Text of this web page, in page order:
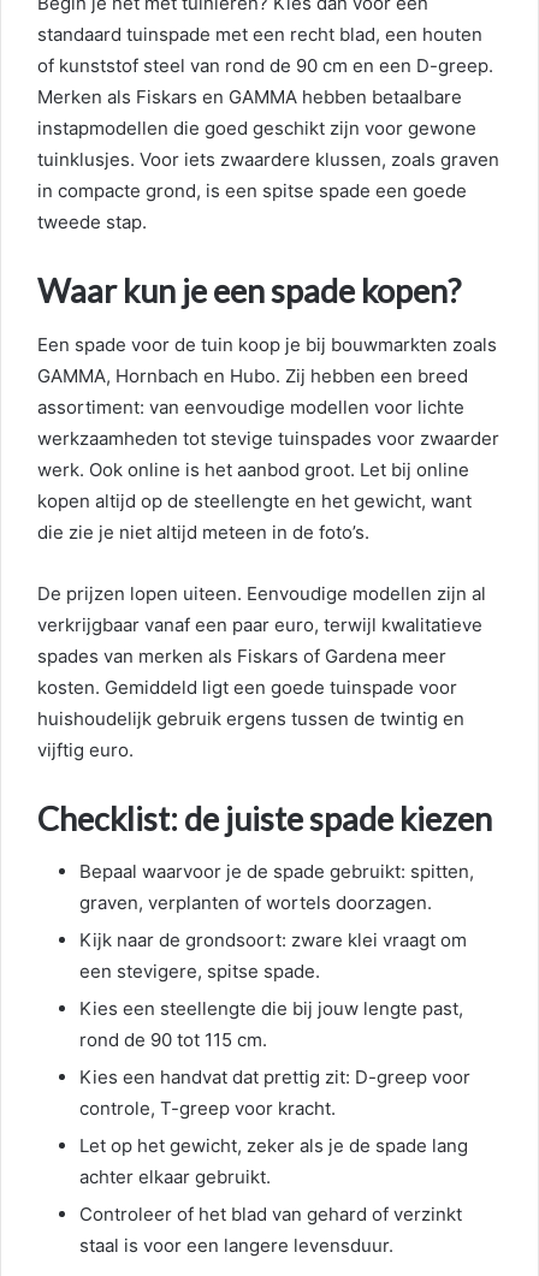
standaard tuinspade met een recht blad, een houten
of kunststof steel van rond de 90 cm en een D-greep.
Merken als Fiskars en GAMMA hebben betaalbare
instapmodellen die goed geschikt zijn voor gewone
tuinklusjes. Voor iets zwaardere klussen, zoals graven
in compacte grond, is een spitse spade een goede
tweede stap.
Waar kun je een spade kopen?
Een spade voor de tuin koop je bij bouwmarkten zoals
GAMMA, Hornbach en Hubo. Zij hebben een breed
assortiment: van eenvoudige modellen voor lichte
werkzaamheden tot stevige tuinspades voor zwaarder
werk. Ook online is het aanbod groot. Let bij online
kopen altijd op de steellengte en het gewicht, want
die zie je niet altijd meteen in de foto’s.
De prijzen lopen uiteen. Eenvoudige modellen zijn al
verkrijgbaar vanaf een paar euro, terwijl kwalitatieve
spades van merken als Fiskars of Gardena meer
kosten. Gemiddeld ligt een goede tuinspade voor
huishoudelijk gebruik ergens tussen de twintig en
vijftig euro.
Checklist: de juiste spade kiezen
Bepaal waarvoor je de spade gebruikt: spitten,
graven, verplanten of wortels doorzagen.
Kijk naar de grondsoort: zware klei vraagt om
een stevigere, spitse spade.
Kies een steellengte die bij jouw lengte past,
rond de 90 tot 115 cm.
Kies een handvat dat prettig zit: D-greep voor
controle, T-greep voor kracht.
Let op het gewicht, zeker als je de spade lang
achter elkaar gebruikt.
Controleer of het blad van gehard of verzinkt
staal is voor een langere levensduur.